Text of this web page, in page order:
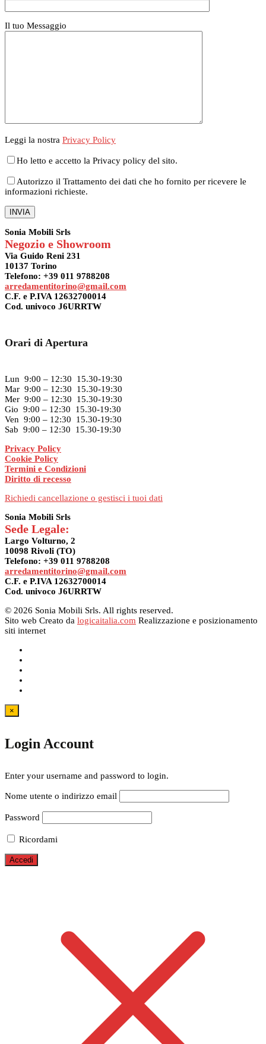
Il tuo Messaggio
Leggi la nostra Privacy Policy
Ho letto e accetto la Privacy policy del sito.
Autorizzo il Trattamento dei dati che ho fornito per ricevere le
informazioni richieste.
Sonia Mobili Srls
Negozio e Showroom
Via Guido Reni 231
10137 Torino
Telefono: +39 011 9788208
arredamentitorino@gmail.com
C.F. e P.IVA 12632700014
Cod. univoco J6URRTW
Orari di Apertura
Lun 9:00 – 12:30 15.30-19:30
Mar 9:00 – 12:30 15.30-19:30
Mer 9:00 – 12:30 15.30-19:30
Gio 9:00 – 12:30 15.30-19:30
Ven 9:00 – 12:30 15.30-19:30
Sab 9:00 – 12:30 15.30-19:30
Privacy Policy
Cookie Policy
Termini e Condizioni
Diritto di recesso
Richiedi cancellazione o gestisci i tuoi dati
Sonia Mobili Srls
Sede Legale:
Largo Volturno, 2
10098 Rivoli (TO)
Telefono: +39 011 9788208
arredamentitorino@gmail.com
C.F. e P.IVA 12632700014
Cod. univoco J6URRTW
© 2026 Sonia Mobili Srls. All rights reserved.
Sito web Creato da logicaitalia.com Realizzazione e posizionamento
siti internet
×
Login Account
Enter your username and password to login.
Nome utente o indirizzo email
Password
Ricordami